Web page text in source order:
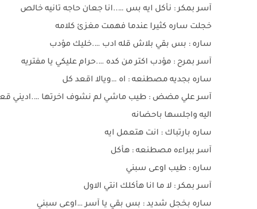
آسر بمكر : نأكل ايه بس …..انا جعان حاجه تانيه خالص
خجلت ساره كثيرا عندما فهمت مغزئ كلامه
ساره : بس بقي بلاش قله ادب ….خليك مؤدب
آسر بمرح : مؤدب اكتر من كده ….حرام عليكي يا مفتريه
ساره بجديه مصطنعه : اه …ويالا اقعد كل
آسر علي مضض : طيب ماشي لم نشوف اخرتها ….اديني
اليه واجلسها باحضانه
ساره بارتباك : انت هتعمل ايه
آسر ببراءه مصطنعه : هأكل
ساره : طيب اوعى سبني
آسر بمكر : لا ما انا هأكلك انتي الاول
ساره بخجل شديد : بس بقي يا آسر …اوعى سبني